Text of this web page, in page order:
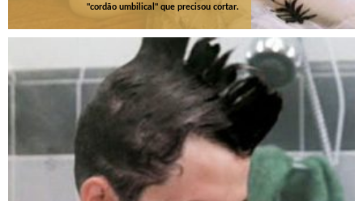
"cordão umbilical" que precisou cortar.